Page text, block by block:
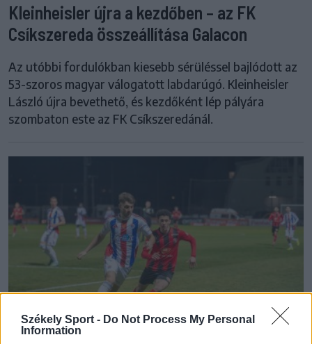
Székely Sport - Do Not Process My Personal
Information
Kleinheisler újra a kezdőben – az FK
Csíkszereda összeállítása Galacon
Az utóbbi fordulókban kiesebb sérüléssel bajlódott az
53-szoros magyar válogatott labdarúgó. Kleinheisler
László újra bevethető, és kezdőként lép pályára
szombaton este az FK Csíkszeredánál.